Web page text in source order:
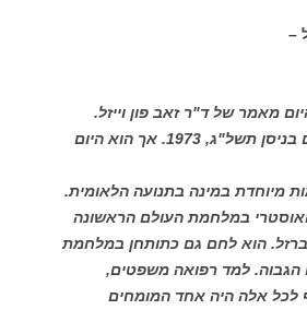
–
מאמר של ד"ר זאב פון וייזל.
המאמר נכתב אמנם בניסן תשל"ג, 1973. אך הוא היום
מיוחדת במינה בתנועה הלאומית.
במלחמת העולם הראשונה
הוא לחם גם כתותחן במלחמת
הגבוה. למד רפואה משפטים,
לכל אלה היה אחד המומחים